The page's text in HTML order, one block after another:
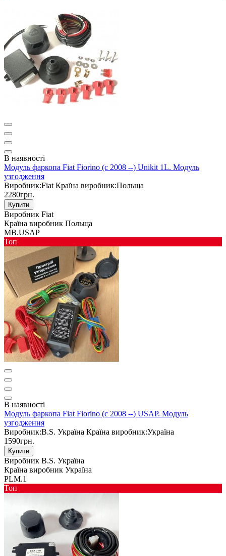
В наявності
Модуль фаркопа Fiat Fiorino (c 2008 --) Unikit 1L. Модуль
узгодження
Виробник:Fiat Країна виробник:Польща
2280грн.
Купити
Виробник Fiat
Країна виробник Польща
MB.USAP
Toп
В наявності
Модуль фаркопа Fiat Fiorino (c 2008 --) USAP. Модуль
узгодження
Виробник:B.S. Україна Країна виробник:Україна
1590грн.
Купити
Виробник B.S. Україна
Країна виробник Україна
PLM.1
Toп